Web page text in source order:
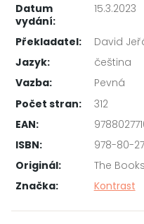
Datum
vydání:
15.3.2023
Překladatel:
David
Jazyk:
čeština
Vazba:
Pevná
Počet stran:
312
EAN:
ISBN:
978-80-
Originál:
The
Značka:
Kontrast